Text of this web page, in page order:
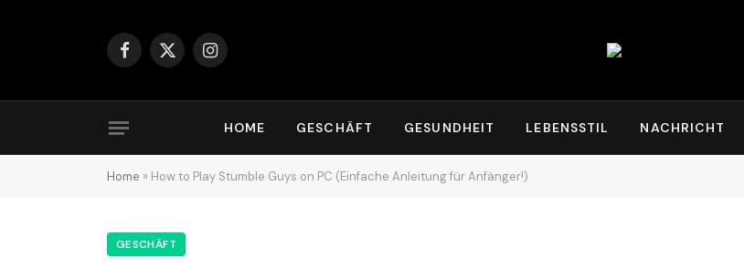
Facebook
X
Instagram
HOME GESCHÄFT GESUNDHEIT LEBENSSTIL NACHRICHT
Home » How to Play Stumble Guys on PC (Einfache Anleitung für Anfänger!)
GESCHÄFT